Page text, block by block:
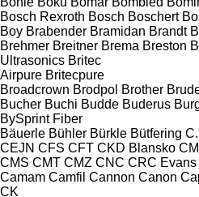
Bosch Rexroth Bosch Boschert
Boy Brabender Bramidan Brandt
Brehmer Breitner Brema Breston
Ultrasonics Britec
Airpure Britecpure
Broadcrown Brodpol Brother
Bucher Buchi Budde Buderus
BySprint Fiber
Bäuerle Bühler Bürkle Bütfering
CEJN CFS CFT CKD Blansko
CMS CMT CMZ CNC CRC Evans
Camam Camfil Cannon Canon
CK